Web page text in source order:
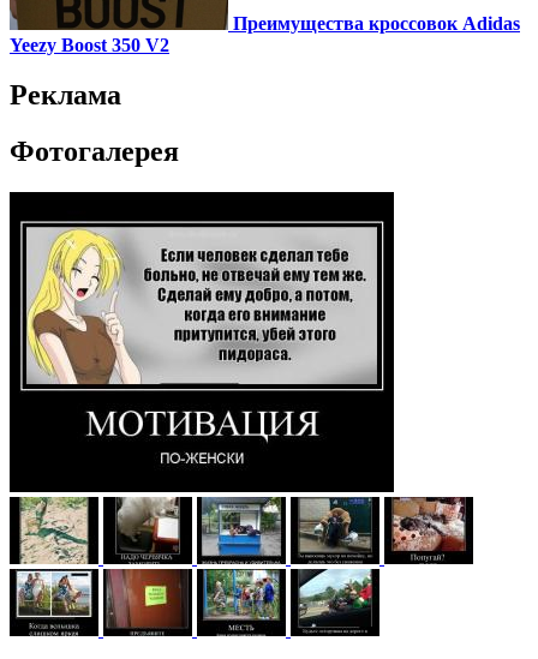
Преимущества кроссовок Adidas
Yeezy Boost 350 V2
Реклама
Фотогалерея